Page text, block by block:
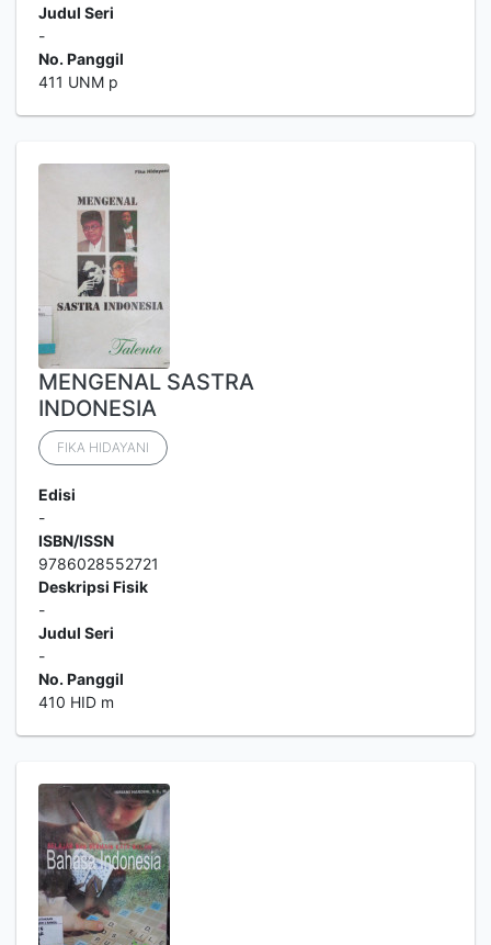
Judul Seri
-
No. Panggil
411 UNM p
MENGENAL SASTRA
INDONESIA
FIKA HIDAYANI
Edisi
-
ISBN/ISSN
9786028552721
Deskripsi Fisik
-
Judul Seri
-
No. Panggil
410 HID m